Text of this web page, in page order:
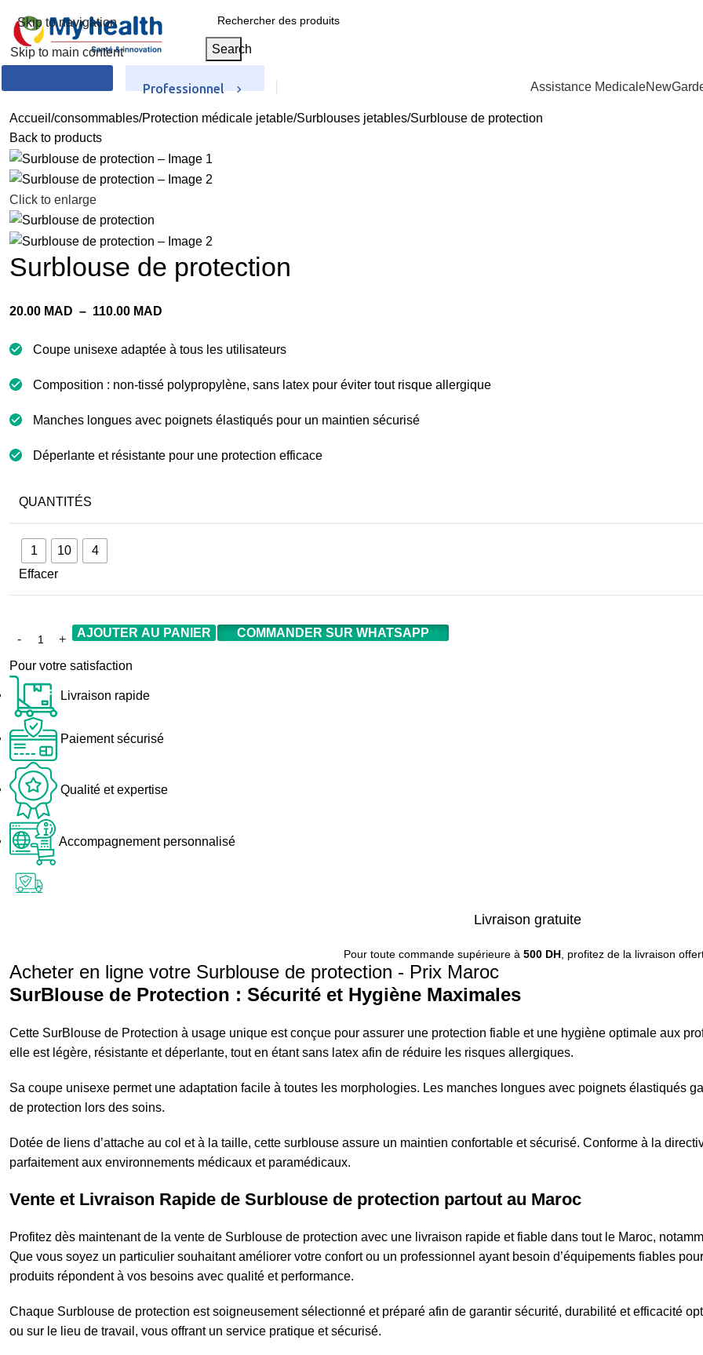
Skip to navigation
Skip to main content Search
Professionnel Assistance MedicaleNew
Accueil consommables Protection médicale jetable Surblouses jetables Surblouse de protection
Back to products
Click to enlarge
Surblouse de protection
20.00 MAD – 110.00 MAD
Coupe unisexe adaptée à tous les utilisateurs
Composition : non-tissé polypropylène, sans latex pour éviter tout risque allergique
Manches longues avec poignets élastiqués pour un maintien sécurisé
Déperlante et résistante pour une protection efficace
QUANTITÉS
1 10
4
Effacer
AJOUTER AU PANIER COMMANDER SUR WHATSAPP
Pour votre satisfaction
Livraison rapide
Paiement sécurisé
Qualité et expertise
Accompagnement personnalisé
Livraison gratuite
Pour toute commande supérieure à 500 DH , profitez de la livraison
Acheter en ligne votre Surblouse de protection - Prix Maroc
SurBlouse de Protection : Sécurité et Hygiène Maximales
Cette SurBlouse de Protection à usage unique est conçue pour assurer une protection fiable et une hygiène optimale aux
elle est légère, résistante et déperlante, tout en étant sans latex afin de réduire les risques allergiques.
Sa coupe unisexe permet une adaptation facile à toutes les morphologies. Les manches longues avec poignets élastiqués
de protection lors des soins.
Dotée de liens d’attache au col et à la taille, cette surblouse assure un maintien confortable et sécurisé. Conforme à la
parfaitement aux environnements médicaux et paramédicaux.
Vente et Livraison Rapide de Surblouse de protection partout au Maroc
Profitez dès maintenant de la vente de Surblouse de protection avec une livraison rapide et fiable dans tout le Maroc,
Que vous soyez un particulier souhaitant améliorer votre confort ou un professionnel ayant besoin d’équipements fiables
produits répondent à vos besoins avec qualité et performance.
Chaque Surblouse de protection est soigneusement sélectionné et préparé afin de garantir sécurité, durabilité et efficacité
ou sur le lieu de travail, vous offrant un service pratique et sécurisé.